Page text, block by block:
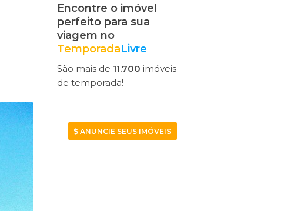
Encontre o imóvel
perfeito para sua
viagem no
TemporadaLivre
São mais de 11.700 imóveis
de temporada!
ANUNCIE SEUS IMÓVEIS